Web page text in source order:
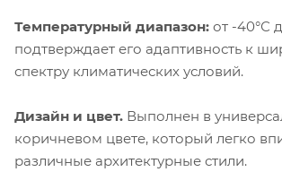
Температурный диапазон: от -40°С
подтверждает его адаптивность к
спектру климатических условий.
Дизайн и цвет. Выполнен в
коричневом цвете, который легко
различные архитектурные стили.